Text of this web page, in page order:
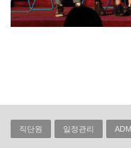
직단원 일정관리